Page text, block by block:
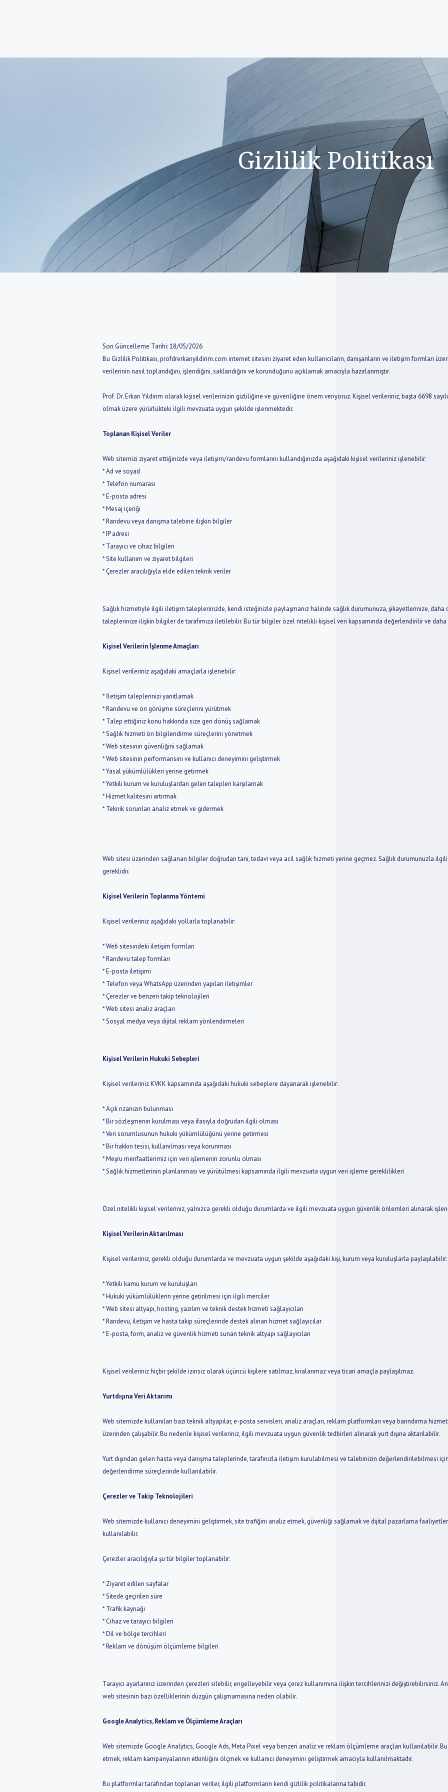
Gizlilik Politikası
Son Güncelleme Tarihi: 18/05/2026
Bu Gizlilik Politikası, profdrerkanyildirim.com internet sitesini ziyaret eden kullanıcıların, danışanların ve iletişim formları
verilerinin nasıl toplandığını, işlendiğini, saklandığını ve korunduğunu açıklamak amacıyla hazırlanmıştır.
Prof. Dr. Erkan Yıldırım olarak kişisel verilerinizin gizliliğine ve güvenliğine önem veriyoruz. Kişisel verileriniz, başta 6698
olmak üzere yürürlükteki ilgili mevzuata uygun şekilde işlenmektedir.
Toplanan Kişisel Veriler
Web sitemizi ziyaret ettiğinizde veya iletişim/randevu formlarını kullandığınızda aşağıdaki kişisel verileriniz işlenebilir:
* Ad ve soyad
* Telefon numarası
* E-posta adresi
* Mesaj içeriği
* Randevu veya danışma talebine ilişkin bilgiler
* IP adresi
* Tarayıcı ve cihaz bilgileri
* Site kullanım ve ziyaret bilgileri
* Çerezler aracılığıyla elde edilen teknik veriler
Sağlık hizmetiyle ilgili iletişim taleplerinizde, kendi isteğinizle paylaşmanız halinde sağlık durumunuza, şikayetlerinize,
taleplerinize ilişkin bilgiler de tarafımıza iletilebilir. Bu tür bilgiler özel nitelikli kişisel veri kapsamında değerlendirilir ve
Kişisel Verilerin İşlenme Amaçları
Kişisel verileriniz aşağıdaki amaçlarla işlenebilir:
* İletişim taleplerinizi yanıtlamak
* Randevu ve ön görüşme süreçlerini yürütmek
* Talep ettiğiniz konu hakkında size geri dönüş sağlamak
* Sağlık hizmeti ön bilgilendirme süreçlerini yönetmek
* Web sitesinin güvenliğini sağlamak
* Web sitesinin performansını ve kullanıcı deneyimini geliştirmek
* Yasal yükümlülükleri yerine getirmek
* Yetkili kurum ve kuruluşlardan gelen talepleri karşılamak
* Hizmet kalitesini artırmak
* Teknik sorunları analiz etmek ve gidermek
Web sitesi üzerinden sağlanan bilgiler doğrudan tanı, tedavi veya acil sağlık hizmeti yerine geçmez. Sağlık durumunuzla
gereklidir.
Kişisel Verilerin Toplanma Yöntemi
Kişisel verileriniz aşağıdaki yollarla toplanabilir:
* Web sitesindeki iletişim formları
* Randevu talep formları
* E-posta iletişimi
* Telefon veya WhatsApp üzerinden yapılan iletişimler
* Çerezler ve benzeri takip teknolojileri
* Web sitesi analiz araçları
* Sosyal medya veya dijital reklam yönlendirmeleri
Kişisel Verilerin Hukuki Sebepleri
Kişisel verileriniz KVKK kapsamında aşağıdaki hukuki sebeplere dayanarak işlenebilir:
* Açık rızanızın bulunması
* Bir sözleşmenin kurulması veya ifasıyla doğrudan ilgili olması
* Veri sorumlusunun hukuki yükümlülüğünü yerine getirmesi
* Bir hakkın tesisi, kullanılması veya korunması
* Meşru menfaatlerimiz için veri işlemenin zorunlu olması
* Sağlık hizmetlerinin planlanması ve yürütülmesi kapsamında ilgili mevzuata uygun veri işleme gereklilikleri
Özel nitelikli kişisel verileriniz, yalnızca gerekli olduğu durumlarda ve ilgili mevzuata uygun güvenlik önlemleri alınarak
Kişisel Verilerin Aktarılması
Kişisel verileriniz, gerekli olduğu durumlarda ve mevzuata uygun şekilde aşağıdaki kişi, kurum veya kuruluşlarla paylaşılabilir:
* Yetkili kamu kurum ve kuruluşları
* Hukuki yükümlülüklerin yerine getirilmesi için ilgili merciler
* Web sitesi altyapı, hosting, yazılım ve teknik destek hizmeti sağlayıcıları
* Randevu, iletişim ve hasta takip süreçlerinde destek alınan hizmet sağlayıcılar
* E-posta, form, analiz ve güvenlik hizmeti sunan teknik altyapı sağlayıcıları
Kişisel verileriniz hiçbir şekilde izinsiz olarak üçüncü kişilere satılmaz, kiralanmaz veya ticari amaçla paylaşılmaz.
Yurtdışına Veri Aktarımı
Web sitemizde kullanılan bazı teknik altyapılar, e-posta servisleri, analiz araçları, reklam platformları veya barındırma
üzerinden çalışabilir. Bu nedenle kişisel verileriniz, ilgili mevzuata uygun güvenlik tedbirleri alınarak yurt dışına aktarılabilir.
Yurt dışından gelen hasta veya danışma taleplerinde, tarafınızla iletişim kurulabilmesi ve talebinizin değerlendirilebilmesi
değerlendirme süreçlerinde kullanılabilir.
Çerezler ve Takip Teknolojileri
Web sitemizde kullanıcı deneyimini geliştirmek, site trafiğini analiz etmek, güvenliği sağlamak ve dijital pazarlama
kullanılabilir.
Çerezler aracılığıyla şu tür bilgiler toplanabilir:
* Ziyaret edilen sayfalar
* Sitede geçirilen süre
* Trafik kaynağı
* Cihaz ve tarayıcı bilgileri
* Dil ve bölge tercihleri
* Reklam ve dönüşüm ölçümleme bilgileri
Tarayıcı ayarlarınız üzerinden çerezleri silebilir, engelleyebilir veya çerez kullanımına ilişkin tercihlerinizi değiştirebilirsiniz.
web sitesinin bazı özelliklerinin düzgün çalışmamasına neden olabilir.
Google Analytics, Reklam ve Ölçümleme Araçları
Web sitemizde Google Analytics, Google Ads, Meta Pixel veya benzeri analiz ve reklam ölçümleme araçları kullanılabilir.
etmek, reklam kampanyalarının etkinliğini ölçmek ve kullanıcı deneyimini geliştirmek amacıyla kullanılmaktadır.
Bu platformlar tarafından toplanan veriler, ilgili platformların kendi gizlilik politikalarına tabidir.